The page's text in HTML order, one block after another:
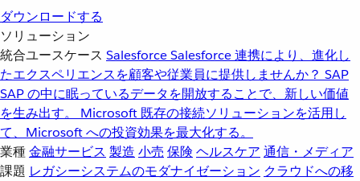
ダウンロードする
ソリューション
統合ユースケース SalesforceSalesforce 連携により、進化し
たエクスペリエンスを顧客や従業員に提供しませんか？ SAP
SAP の中に眠っているデータを開放することで、新しい価値
を生み出す。
Microsoft 既存の接続ソリューションを活用し
て、Microsoft への投資効果を最大化する。
業種金融サービス 製造 小売 保険 ヘルスケア 通信・メディア
課題 レガシーシステムのモダナイゼーション クラウドへの移